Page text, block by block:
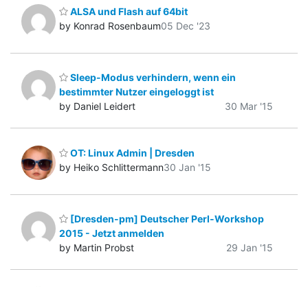
ALSA und Flash auf 64bit
by Konrad Rosenbaum05 Dec '23
Sleep-Modus verhindern, wenn ein
bestimmter Nutzer eingeloggt ist
by Daniel Leidert
30 Mar '15
OT: Linux Admin | Dresden
by Heiko Schlittermann30 Jan '15
[Dresden-pm] Deutscher Perl-Workshop
2015 - Jetzt anmelden
by Martin Probst
29 Jan '15